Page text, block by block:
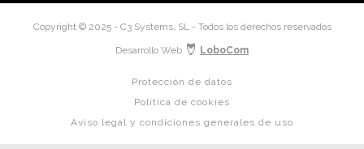
Copyright © 2025 - C3 Systems, SL - Todos los derechos reservados
Desarrollo Web LoboCom
Protección de datos
Política de cookies
Aviso legal y condiciones generales de uso